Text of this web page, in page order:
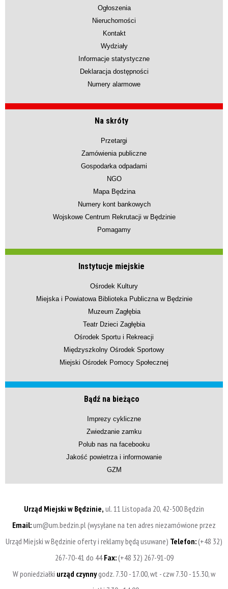
Ogłoszenia
Nieruchomości
Kontakt
Wydziały
Informacje statystyczne
Deklaracja dostępności
Numery alarmowe
Na skróty
Przetargi
Zamówienia publiczne
Gospodarka odpadami
NGO
Mapa Będzina
Numery kont bankowych
Wojskowe Centrum Rekrutacji w Będzinie
Pomagamy
Instytucje miejskie
Ośrodek Kultury
Miejska i Powiatowa Biblioteka Publiczna w Będzinie
Muzeum Zagłębia
Teatr Dzieci Zagłębia
Ośrodek Sportu i Rekreacji
Międzyszkolny Ośrodek Sportowy
Miejski Ośrodek Pomocy Społecznej
Bądź na bieżąco
Imprezy cykliczne
Zwiedzanie zamku
Polub nas na facebooku
Jakość powietrza i informowanie
GZM
Urząd Miejski w Będzinie, ul. 11 Listopada 20, 42-500 Będzin
Email:um@um.bedzin.pl (wysyłane na ten adres niezamówione przez
Urząd Miejski w Będzinie oferty i reklamy będą usuwane) Telefon:(+48 32)
267-70-41 do 44Fax:(+48 32) 267-91-09
W poniedziałki urząd czynnygodz. 7.30 - 17.00, wt - czw 7.30 - 15.30, w